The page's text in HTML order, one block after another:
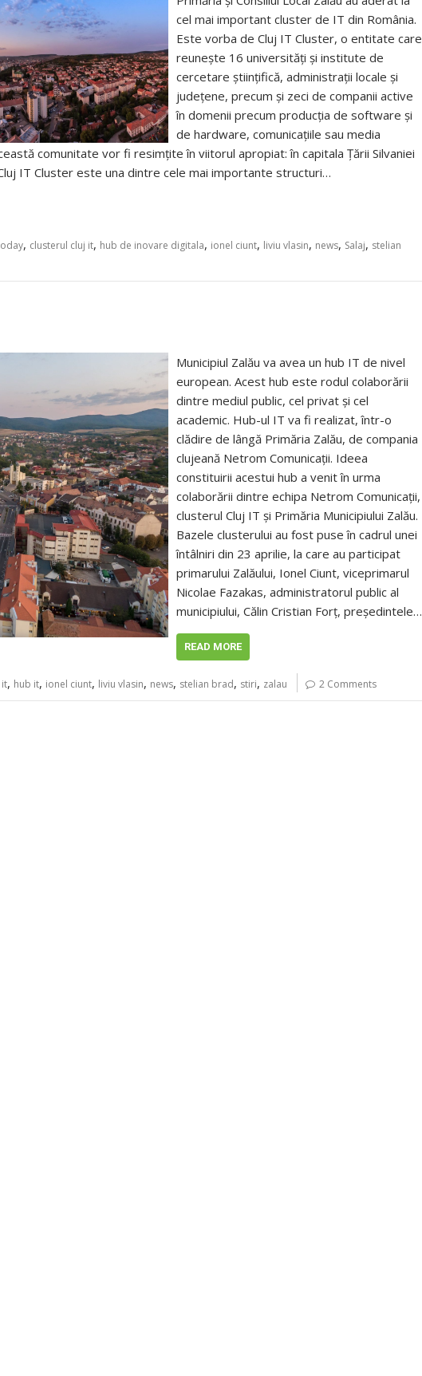
cel mai important cluster de IT din România.
Este vorba de Cluj IT Cluster, o entitate care
reunește 16 universități și institute de
cercetare științifică, administrații locale și
județene, precum și zeci de companii active
în domenii precum producția de software și
de hardware, comunicațiile sau media
comunitate vor fi resimțite în viitorul apropiat: în capitala Țării Silvaniei
IT Cluster este una dintre cele mai importante structuri…
, clusterul cluj it, hub de inovare digitala, ionel ciunt, liviu vlasin, news, Salaj, stelian
Municipiul Zalău va avea un hub IT de nivel
european. Acest hub este rodul colaborării
dintre mediul public, cel privat și cel
academic. Hub-ul IT va fi realizat, într-o
clădire de lângă Primăria Zalău, de compania
clujeană Netrom Comunicații. Ideea
constituirii acestui hub a venit în urma
colaborării dintre echipa Netrom Comunicații,
clusterul Cluj IT și Primăria Municipiului Zalău.
Bazele clusterului au fost puse în cadrul unei
întâlniri din 23 aprilie, la care au participat
primarului Zalăului, Ionel Ciunt, viceprimarul
Nicolae Fazakas, administratorul public al
municipiului, Călin Cristian Forț, președintele…
READ MORE
it, hub it, ionel ciunt, liviu vlasin, news, stelian brad, stiri, zalau 2 Comments